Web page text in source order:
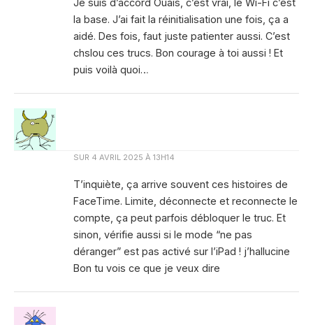
Je suis d’accord Ouais, c’est vrai, le Wi-Fi c’est
la base. J’ai fait la réinitialisation une fois, ça a
aidé. Des fois, faut juste patienter aussi. C’est
chslou ces trucs. Bon courage à toi aussi ! Et
puis voilà quoi…
SUR 4 AVRIL 2025 À 13H14
T’inquiète, ça arrive souvent ces histoires de
FaceTime. Limite, déconnecte et reconnecte le
compte, ça peut parfois débloquer le truc. Et
sinon, vérifie aussi si le mode “ne pas
déranger” est pas activé sur l’iPad ! j’hallucine
Bon tu vois ce que je veux dire